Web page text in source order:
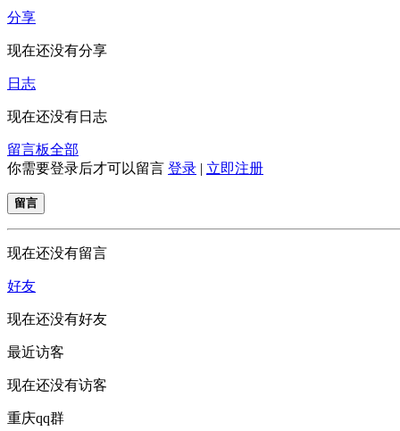
分享
现在还没有分享
日志
现在还没有日志
留言板全部
你需要登录后才可以留言 登录 | 立即注册
留言
现在还没有留言
好友
现在还没有好友
最近访客
现在还没有访客
重庆qq群